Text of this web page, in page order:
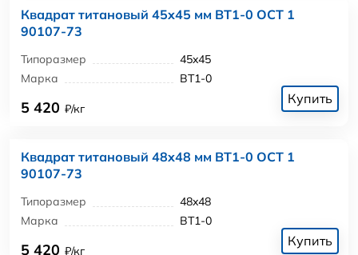
Квадрат титановый 45x45 мм ВТ1-0 ОСТ 1
90107-73
Типоразмер
45x45
Марка
ВТ1-0
5 420 ₽/кг
Купить
Квадрат титановый 48x48 мм ВТ1-0 ОСТ 1
90107-73
Типоразмер
48x48
Марка
ВТ1-0
5 420 ₽/кг
Купить